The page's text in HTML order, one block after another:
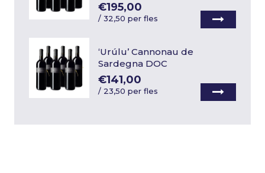
€195,00
/32,50 per fles
‘Urúlu’ Cannonau de
Sardegna DOC
€141,00
/ 23,50 per fles